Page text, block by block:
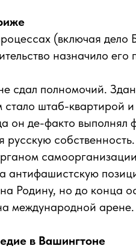
(включая дело
назначило его
сдал полномочий.
стало штаб-квартирой
он де-факто выполнял
антифашистскую
Родину, но до конца
международной арене.
в Вашингтоне